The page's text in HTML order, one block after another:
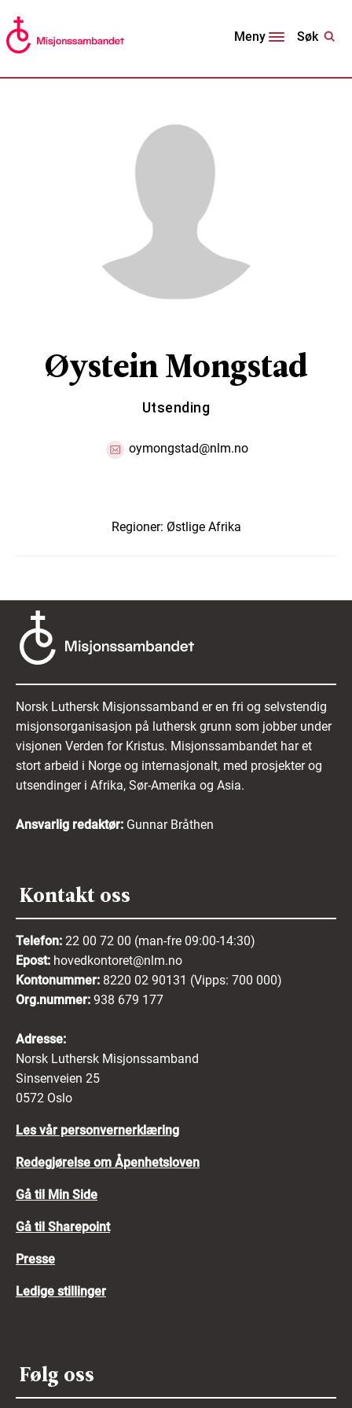
Meny Søk
Øystein Mongstad
Utsending
oymongstad@nlm.no
Regioner: Østlige Afrika
Norsk Luthersk Misjonssamband er en fri og selvstendig
misjonsorganisasjon på luthersk grunn som jobber under
visjonen Verden for Kristus. Misjonssambandet har et
stort arbeid i Norge og internasjonalt, med prosjekter og
utsendinger i Afrika, Sør-Amerika og Asia.
Ansvarlig redaktør: Gunnar Bråthen
Kontakt oss
Telefon: 22 00 72 00 (man-fre 09:00-14:30)
Epost: hovedkontoret@nlm.no
Kontonummer: 8220 02 90131 (Vipps: 700 000)
Org.nummer: 938 679 177
Adresse:
Norsk Luthersk Misjonssamband
Sinsenveien 25
0572 Oslo
Les vår personvernerklæring
Redegjørelse om Åpenhetsloven
Gå til Min Side
Gå til Sharepoint
Presse
Ledige stillinger
Følg oss